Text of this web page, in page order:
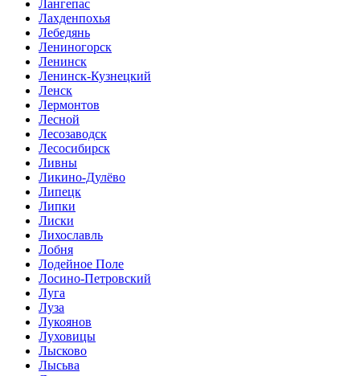
Лангепас
Лахденпохья
Лебедянь
Лениногорск
Ленинск
Ленинск-Кузнецкий
Ленск
Лермонтов
Лесной
Лесозаводск
Лесосибирск
Ливны
Ликино-Дулёво
Липецк
Липки
Лиски
Лихославль
Лобня
Лодейное Поле
Лосино-Петровский
Луга
Луза
Лукоянов
Луховицы
Лысково
Лысьва